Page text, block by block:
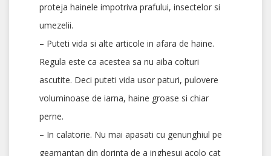
proteja hainele impotriva prafului, insectelor si
umezelii.
– Puteti vida si alte articole in afara de haine.
Regula este ca acestea sa nu aiba colturi
ascutite. Deci puteti vida usor paturi, pulovere
voluminoase de iarna, haine groase si chiar
perne.
– In calatorie. Nu mai apasati cu genunghiul pe
geamantan din dorinta de a inghesui acolo cat